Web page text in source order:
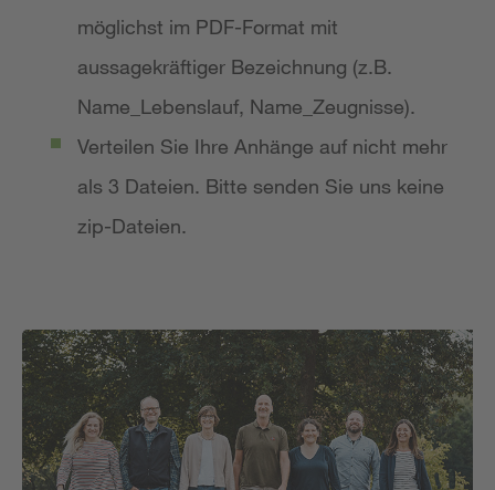
möglichst im PDF-Format mit
aussagekräftiger Bezeichnung (z.B.
Name_Lebenslauf, Name_Zeugnisse).
Verteilen Sie Ihre Anhänge auf nicht mehr
als 3 Dateien. Bitte senden Sie uns keine
zip-Dateien.